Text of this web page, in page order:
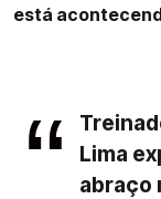
está
Lima
abraço